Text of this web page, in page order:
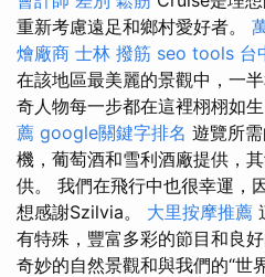
重新考慮遠足和鄉村愛好者。
燴廠商 士林 撥筋 seo tools 台
在該地區最美麗的景觀中，一
奇人物每一步都在這裡栩栩如生
薦 google關鍵字排名 遊覽所
機，葡萄酒和雪利酒廠提供，
供。 我們在飛行中也很幸運，
想感謝Szilvia。 大里按摩推薦
有特殊，豐富多彩的節目和良好
奇妙的自然景觀和與我們的“世